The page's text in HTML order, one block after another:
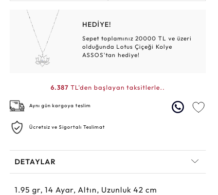
HEDİYE!
Sepet toplamınız 20000 TL ve üzeri
olduğunda Lotus Çiçeği Kolye
ASSOS'tan hediye!
6.387 TL'den başlayan taksitlerle..
Aynı gün kargoya teslim
Ücretsiz ve Sigortalı Teslimat
DETAYLAR
1.95 gr, 14 Ayar, Altın, Uzunluk 42 cm